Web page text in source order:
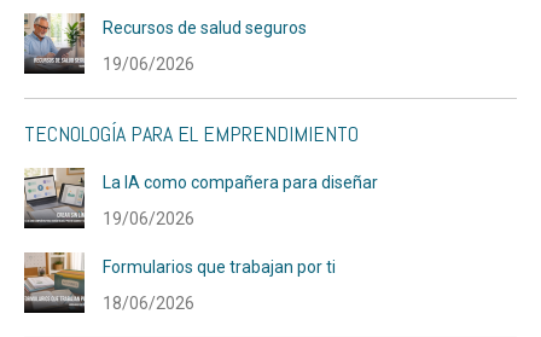
Recursos de salud seguros
19/06/2026
TECNOLOGÍA PARA EL EMPRENDIMIENTO
La IA como compañera para diseñar
19/06/2026
Formularios que trabajan por ti
18/06/2026